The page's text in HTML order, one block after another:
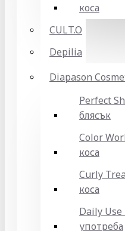
коса
CULT.O
Depilia
Diapason
Perfect
блясък
Color
коса
Curly
коса
Daily
употреба